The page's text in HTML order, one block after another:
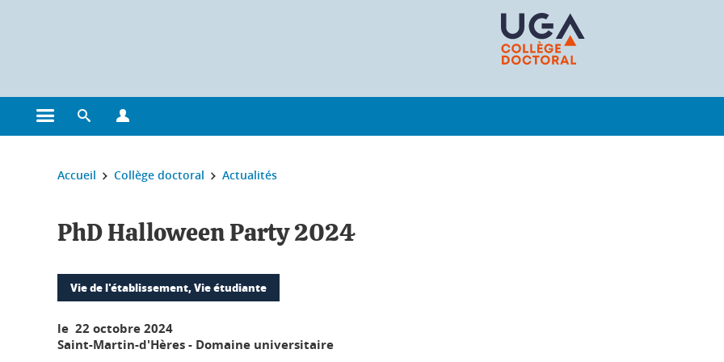
Ouvrir le menu principal
Ouvrir le moteur de recherche
Vous êtes ici :
Accueil Collège doctoral Actualités
PhD Halloween Party 2024
Vie de l'établissement, Vie étudiante
le 22 octobre 2024
Saint-Martin-d'Hères - Domaine universitaire